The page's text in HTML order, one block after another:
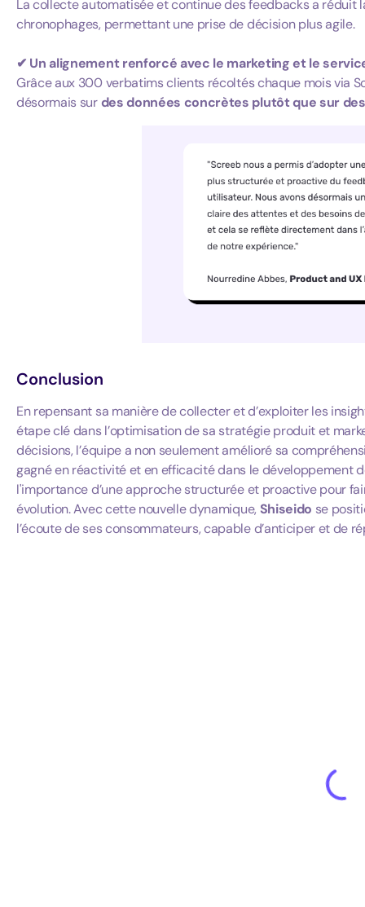
La collecte automatisée et continue des feedbacks a
chronophages, permettant une prise de décision plus agile.
✔ Un alignement renforcé avec le marketing et le
Grâce aux 300 verbatims clients récoltés chaque mois via
désormais sur des données concrètes plutôt que sur
Conclusion
En repensant sa manière de collecter et d’exploiter les
étape clé dans l’optimisation de sa stratégie produit et
décisions, l’équipe a non seulement amélioré sa
gagné en réactivité et en efficacité dans le développement
l'importance d’une approche structurée et proactive pour
évolution. Avec cette nouvelle dynamique, Shiseido se
l’écoute de ses consommateurs, capable d’anticiper et de